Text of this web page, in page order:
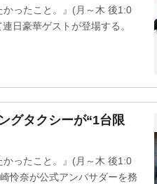
ったこと。』(月～木 後1:0
日豪華ゲストが登場する。
グタクシーが“1台限
ったこと。』(月～木 後1:0
怜奈が公式アンバサダーを務